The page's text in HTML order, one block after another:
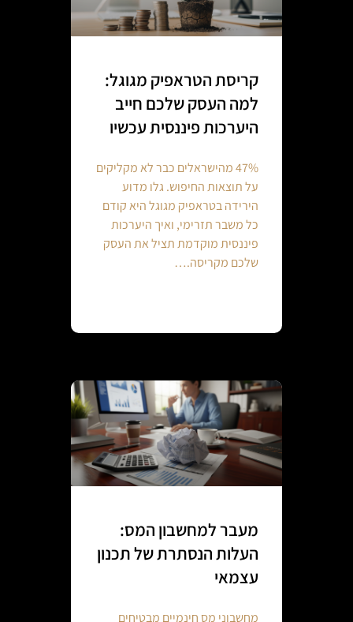
קריסת הטראפיק מגוגל:
למה העסק שלכם חייב
היערכות פיננסית עכשיו
47% מהישראלים כבר לא מקליקים
על תוצאות החיפוש. גלו מדוע
הירידה בטראפיק מגוגל היא קודם
כל משבר תזרימי, ואיך היערכות
פיננסית מוקדמת תציל את העסק
שלכם מקריסה.…
מעבר למחשבון המס:
העלות הנסתרת של תכנון
עצמאי
מחשבוני מס חינמיים מבטיחים